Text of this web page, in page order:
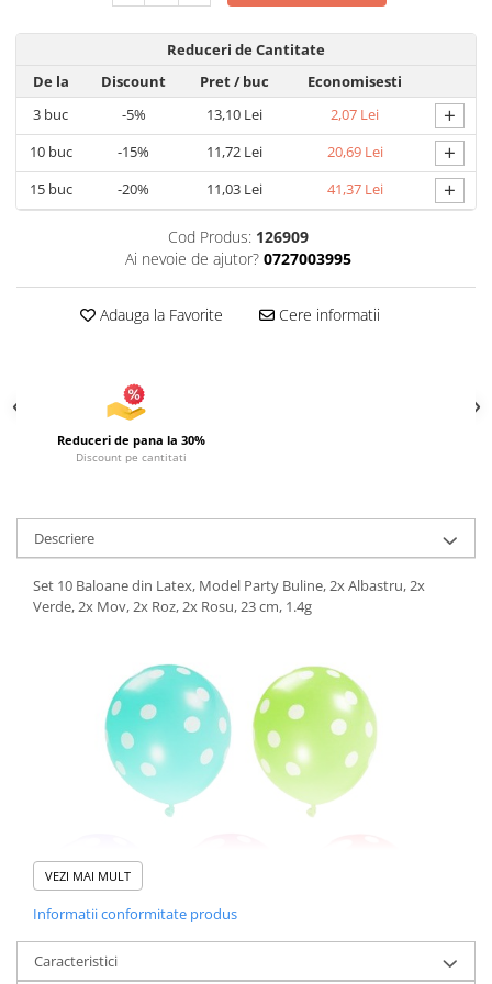
Articole pentru Iluminat
Lampi de veghe
Articole si, Echipamente pentru
Transport şi Ridicat
Pelerine, Umbrele si Accesorii
Videoproiectoare
Reduceri de Cantitate
De la
Discount Pret/ buc
Economisesti
3 buc -5% 13,10 Lei 2,07 Lei +
10buc -15% 11,72 Lei 20,69 Lei +
15buc -20% 11,03 Lei 41,37 Lei +
Cod Produs: 126909
Ai nevoie de ajutor? 0727003995
Adauga la Favorite Cere informatii
Reduceri de pana la 30%
Discount pe cantitati
Descriere
Set 10 Baloane din Latex, Model Party Buline, 2x Albastru, 2x
Verde, 2x Mov, 2x Roz, 2x Rosu, 23 cm, 1.4g
VEZI MAI MULT
Informatii conformitate produs
Caracteristici